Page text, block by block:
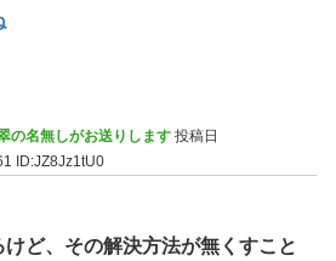
の名無しがお送りします 投稿日
ID:JZ8Jz1tU0
ど、その解決方法が無くすこと